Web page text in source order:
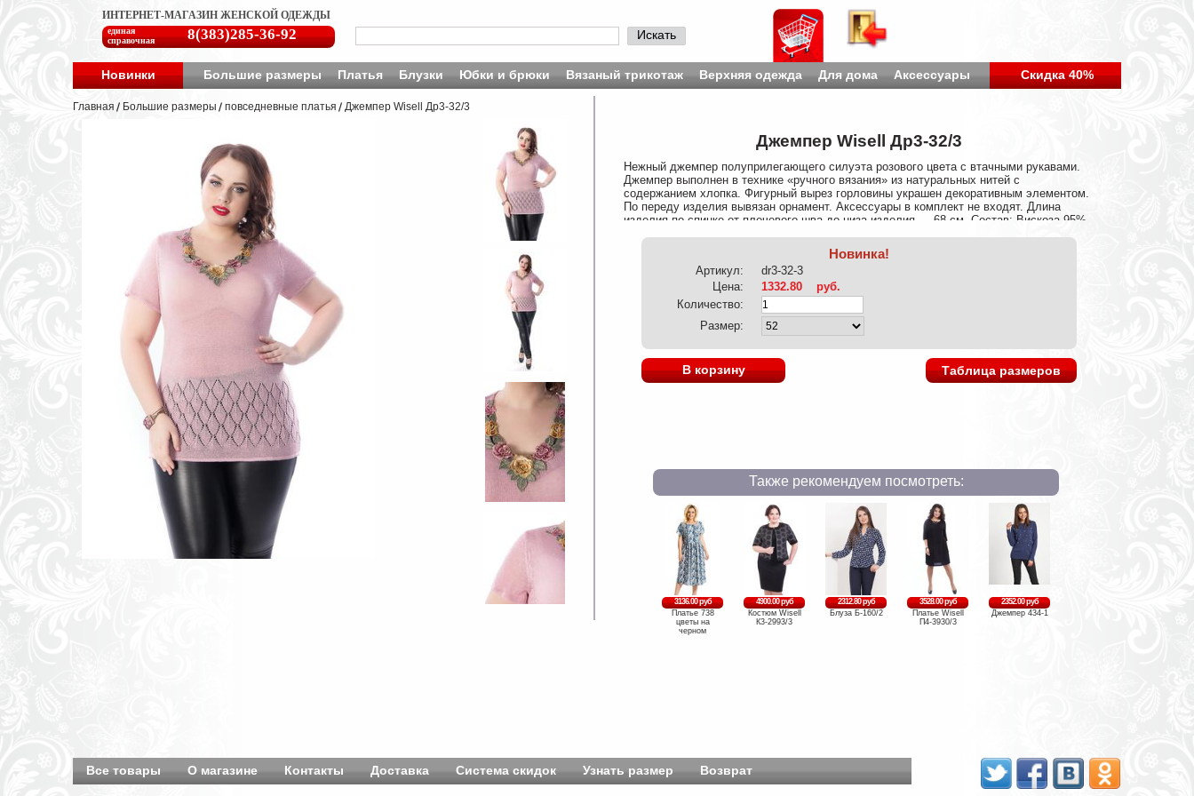
ИНТЕРНЕТ-МАГАЗИН ЖЕНСКОЙ ОДЕЖДЫ
единая
справочная
8(383)285-36-92 Искать
Новинки Большие размеры Платья Блузки Юбки и брюки Вязаный трикотаж Верхняя одежда Для дома Аксессуары Скидка 40%
Главная Большие размеры повседневные платья Джемпер Wisell Др3-32/3
Джемпер Wisell Др3-32/3
Нежный джемпер полуприлегающего силуэта розового цвета с втачными рукавами.
Джемпер выполнен в технике «ручного вязания» из натуральных нитей с
содержанием хлопка. Фигурный вырез горловины украшен декоративным элементом.
По переду изделия вывязан орнамент. Аксессуары в комплект не входят. Длина
изделия по спинке от плечевого шва до низа изделия — 68 см. Состав: Вискоза 95%,
Новинка!
Артикул:
dr3-32-3
Цена:
1332.80
руб.
Количество:
Размер:
В корзину Таблица размеров
Также рекомендуем посмотреть:
3136.00 руб
Платье 738
цветы на
черном
4900.00 руб
Костюм Wisell
К3-2993/3
2312.80 руб
Блуза Б-160/2
3528.00 руб
Платье Wisell
П4-3930/3
2352.00 руб
Джемпер 434-1
Все товары О магазине Контакты Доставка Система скидок Узнать размер Возврат